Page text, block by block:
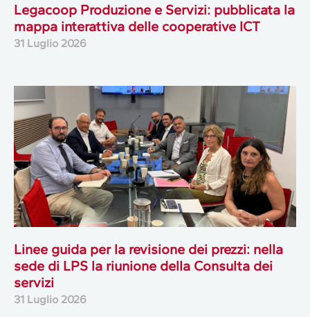
Legacoop Produzione e Servizi: pubblicata la
mappa interattiva delle cooperative ICT
31 Luglio 2026
Linee guida per la revisione dei prezzi: nella
sede di LPS la riunione della Consulta dei
servizi
31 Luglio 2026